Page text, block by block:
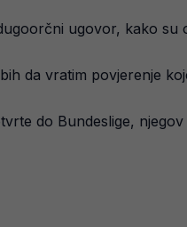
ugovor, kako su
da vratim povjerenje
do Bundeslige,